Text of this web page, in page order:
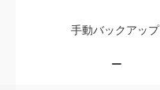
手動バックアップ